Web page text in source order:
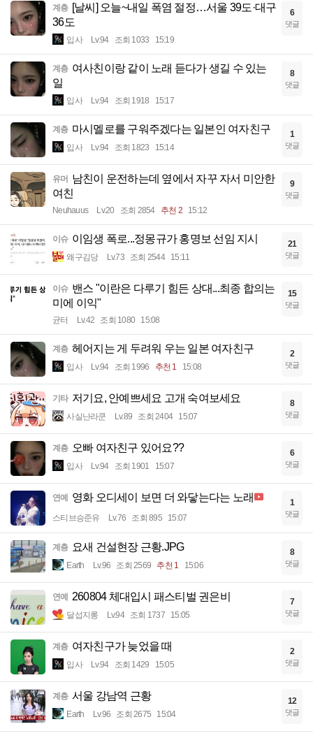
계층 [날씨] 오늘~내일 폭염 절정…서울 39도·대구
36도
입사 Lv.94 조회 1033 15:19
6
댓글
계층 여사친이랑 같이 노래 듣다가 생길 수 있는
일
입사 Lv.94 조회 1918 15:17
8
댓글
계층 마시멜로를 구워주겠다는 일본인 여자친구
입사 Lv.94 조회 1823 15:14
1
댓글
유머 남친이 운전하는데 옆에서 자꾸 자서 미안한
여친
Neuhauus Lv.20 조회 2854 추천 2 15:12
9
댓글
이슈 이임생 폭로...정몽규가 홍명보 선임 지시
왜구김당 Lv.73 조회 2544 15:11
21
댓글
이슈 밴스 "이란은 다루기 힘든 상대...최종 합의는
미에 이익"
균터 Lv.42 조회 1080 15:08
15
댓글
계층 헤어지는 게 두려워 우는 일본 여자친구
입사 Lv.94 조회 1996 추천 1 15:08
2
댓글
기타 저기요, 안예쁘세요 고개 숙여보세요
사실난라쿤 Lv.89 조회 2404 15:07
8
댓글
계층 오빠 여자친구 있어요??
입사 Lv.94 조회 1901 15:07
6
댓글
연예 영화 오디세이 보면 더 와닿는다는 노래
스티브승준유 Lv.76 조회 895 15:07
1
댓글
계층 요새 건설현장 근황.JPG
Earth Lv.96 조회 2569 추천 1 15:06
8
댓글
연예 260804 체대입시 패스티벌 권은비
달섭지롱 Lv.94 조회 1737 15:05
7
댓글
계층 여자친구가 늦었을 때
입사 Lv.94 조회 1429 15:05
2
댓글
계층 서울 강남역 근황
Earth Lv.96 조회 2675 15:04
12
댓글